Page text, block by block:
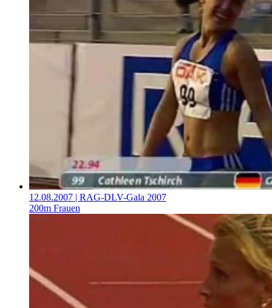
12.08.2007 | RAG-DLV-Gala 2007
200m Frauen